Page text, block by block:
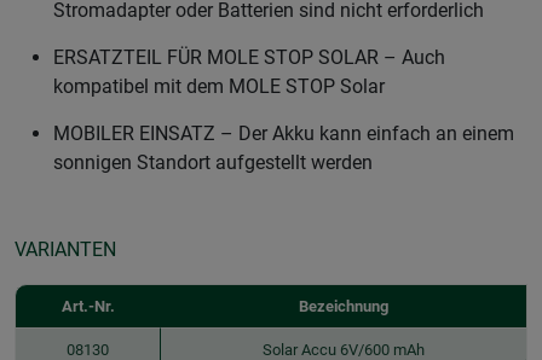
Stromadapter oder Batterien sind nicht erforderlich
ERSATZTEIL FÜR MOLE STOP SOLAR – Auch
kompatibel mit dem MOLE STOP Solar
MOBILER EINSATZ – Der Akku kann einfach an einem
sonnigen Standort aufgestellt werden
VARIANTEN
Art.-Nr. Bezeichnung
08130 Solar Accu 6V/600 mAh